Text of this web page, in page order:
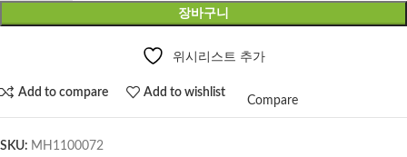
장바구니
위시리스트 추가
Add to compare Add to wishlist
Compare
SKU: MH1100072